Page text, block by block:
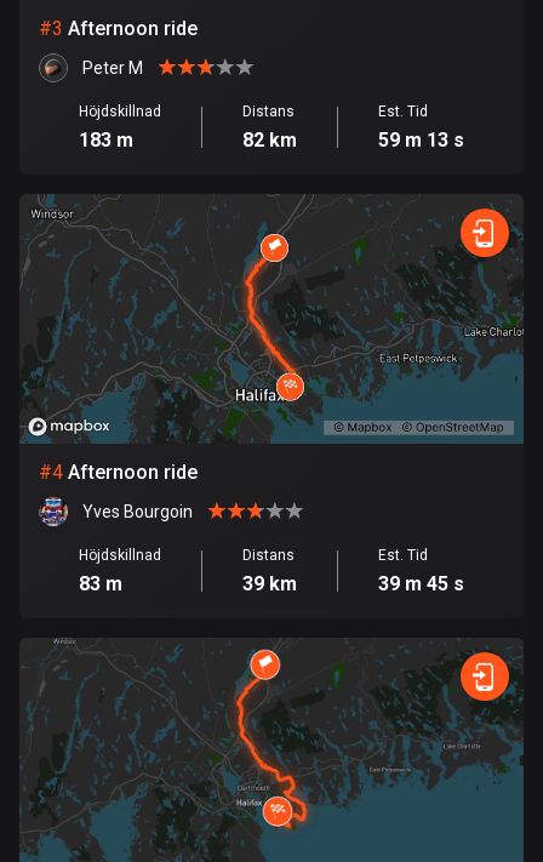
99 rutter
Bosnien och Hercegovina
Botswana
4 rutter
Brasilien
7541 rutter
Brunei
115 rutter
Bulgarien
Burkina Faso
2 rutter
590 rutter
Colombia
1351 rutter
Cooköarna
2 rutter
#3 Afternoon ride
Peter M
Höjdskillnad
183 m
Distans
82 km
Est. Tid
59 m 13 s
#4 Afternoon ride
Yves Bourgoin
Höjdskillnad
83 m
Distans
39 km
Est. Tid
39 m 45 s